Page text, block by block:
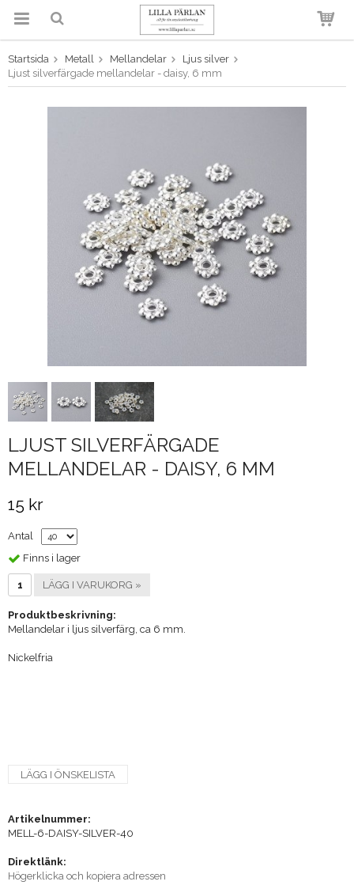
Produkten har blivit tillagd i
varukorgen
Startsida Metall Mellandelar
Ljus silver
Ljust silverfärgade mellandelar - daisy, 6 mm
LJUST SILVERFÄRGADE
MELLANDELAR - DAISY, 6 MM
15 kr
Antal
Finns i lager
LÄGG I VARUKORG »
Produktbeskrivning:
Mellandelar i ljus silverfärg, ca 6 mm.
Nickelfria
LÄGG I ÖNSKELISTA
Artikelnummer:
MELL-6-DAISY-SILVER-40
Direktlänk:
Högerklicka och kopiera adressen